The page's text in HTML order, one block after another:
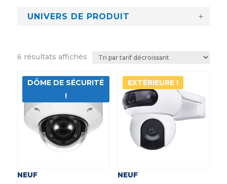
UNIVERS DE PRODUIT
6 résultats affichésTrié
prix
décroissant
DÔME DE SÉCURITÉ
!
NEUF
EXTÉRIEURE !
NEUF